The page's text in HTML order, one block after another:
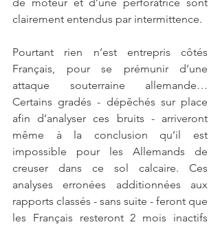
clairement entendus par intermittence.
Pourtant rien n’est entrepris côtés
Français, pour se prémunir d’une
attaque souterraine allemande…
Certains gradés - dépêchés sur place
afin d’analyser ces bruits - arriveront
même à la conclusion qu’il est
impossible pour les Allemands de
creuser dans ce sol calcaire. Ces
analyses erronées additionnées aux
rapports classés - sans suite - feront que
les Français resteront 2 mois inactifs